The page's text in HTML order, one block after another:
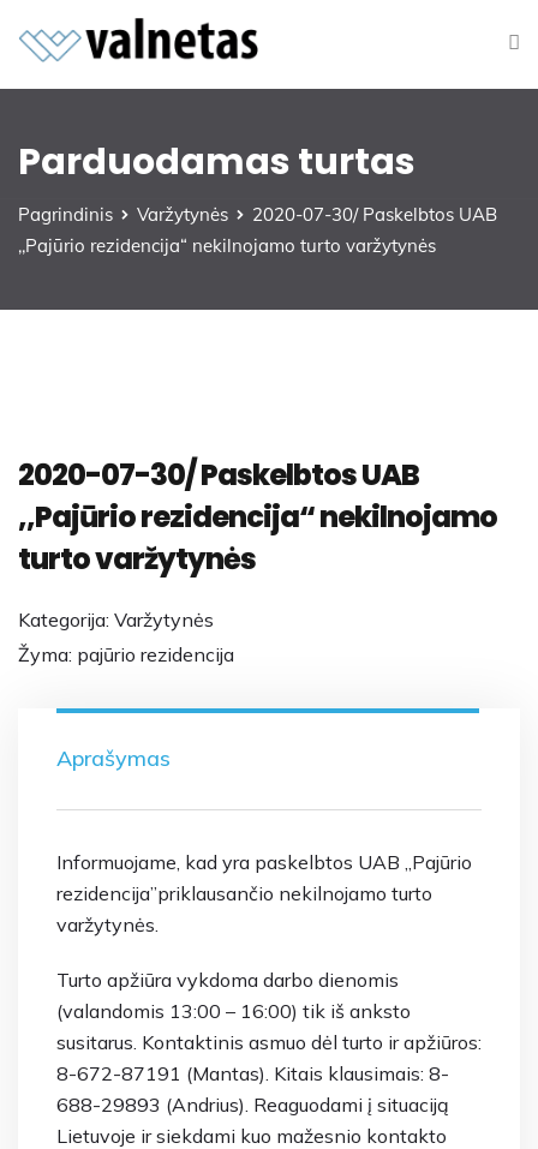
Parduodamas turtas
Pagrindinis Varžytynės
2020-07-30/ Paskelbtos UAB
,,Pajūrio rezidencija“ nekilnojamo turto varžytynės
2020-07-30/ Paskelbtos UAB
,,Pajūrio rezidencija“ nekilnojamo
turto varžytynės
Kategorija: Varžytynės
Žyma: pajūrio rezidencija
Aprašymas
Informuojame, kad yra paskelbtos UAB ,,Pajūrio
rezidencija’’priklausančio nekilnojamo turto
varžytynės.
Turto apžiūra vykdoma darbo dienomis
(valandomis 13:00 – 16:00) tik iš anksto
susitarus. Kontaktinis asmuo dėl turto ir apžiūros:
8-672-87191 (Mantas). Kitais klausimais: 8-
688-29893 (Andrius). Reaguodami į situaciją
Lietuvoje ir siekdami kuo mažesnio kontakto